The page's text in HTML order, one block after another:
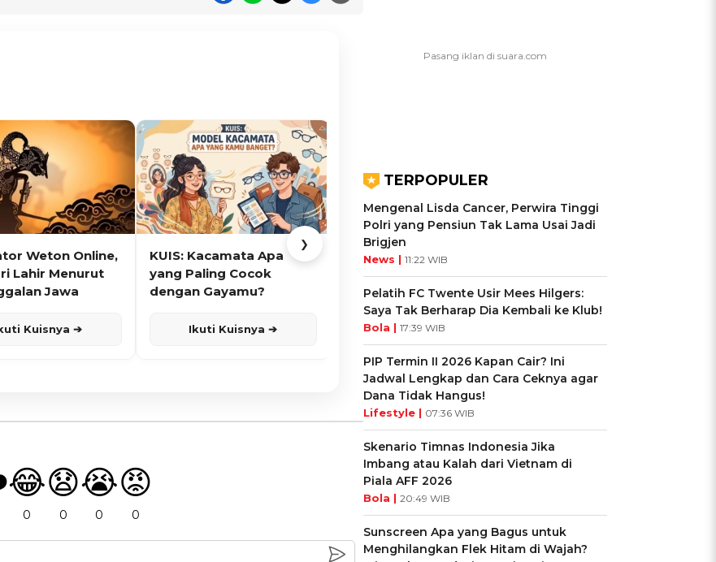
Weton Online,
Lahir Menurut
Jawa
Kuisnya ➔
KUIS: Kacamata Apa
yang Paling Cocok
dengan Gayamu?
Ikuti Kuisnya ➔
KUIS: Sepatu Mana yang
Cocok dengan
Kepribadianmu?
Ikuti Kuisnya ➔
Kamu dengan Si Zodiak
Cancer?
❯
😂
0
😧
0
😭
0
😡
0
TERPOPULER
Mengenal Lisda Cancer, Perwira Tinggi
Polri yang Pensiun Tak Lama Usai Jadi
Brigjen
News | 11:22 WIB
Pelatih FC Twente Usir Mees Hilgers:
Saya Tak Berharap Dia Kembali ke Klub!
Bola | 17:39 WIB
PIP Termin II 2026 Kapan Cair? Ini
Jadwal Lengkap dan Cara Ceknya agar
Dana Tidak Hangus!
Lifestyle | 07:36 WIB
Skenario Timnas Indonesia Jika
Imbang atau Kalah dari Vietnam di
Piala AFF 2026
Bola | 20:49 WIB
Sunscreen Apa yang Bagus untuk
Menghilangkan Flek Hitam di Wajah?